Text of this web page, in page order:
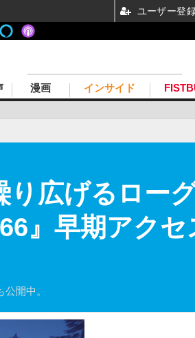
漫画 インサイド
広げるロー
』早期アクセ
開中。
ユーザー登